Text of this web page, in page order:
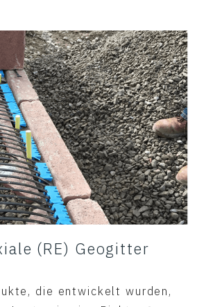
(RE) Geogitter
die entwickelt wurden,